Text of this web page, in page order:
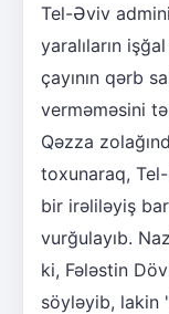
Tel-Əviv
yaralıların
çayının qərb
verməməsini
Qəzza
toxunaraq,
bir irəliləyiş
vurğulayıb.
ki, Fələstin
söyləyib, lakin